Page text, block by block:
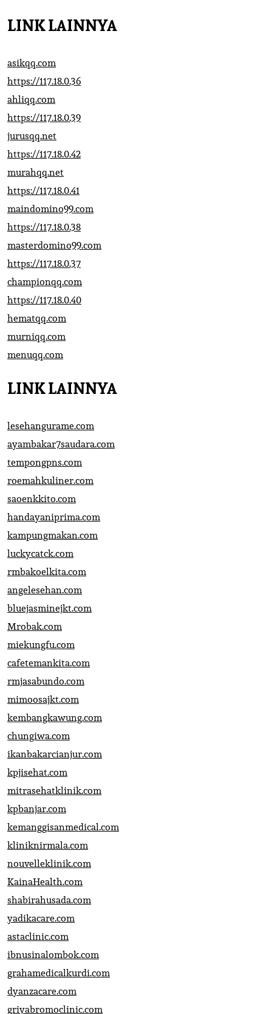
LINK LAINNYA
asikqq.com
https://117.18.0.36
ahliqq.com
https://117.18.0.39
jurusqq.net
https://117.18.0.42
murahqq.net
https://117.18.0.41
maindomino99.com
https://117.18.0.38
masterdomino99.com
https://117.18.0.37
championqq.com
https://117.18.0.40
hematqq.com
murniqq.com
menuqq.com
LINK LAINNYA
lesehangurame.com
ayambakar7saudara.com
tempongpns.com
roemahkuliner.com
saoenkkito.com
handayaniprima.com
kampungmakan.com
luckycatck.com
rmbakoelkita.com
angelesehan.com
bluejasminejkt.com
Mrobak.com
miekungfu.com
cafetemankita.com
rmjasabundo.com
mimoosajkt.com
kembangkawung.com
chungiwa.com
ikanbakarcianjur.com
kpjisehat.com
mitrasehatklinik.com
kpbanjar.com
kemanggisanmedical.com
kliniknirmala.com
nouvelleklinik.com
KainaHealth.com
shabirahusada.com
yadikacare.com
astaclinic.com
ibnusinalombok.com
grahamedicalkurdi.com
dyanzacare.com
griyabromoclinic.com